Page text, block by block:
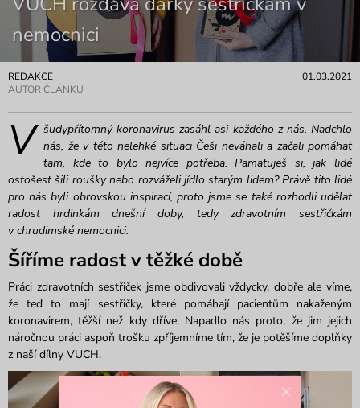
nemocnici
01.03.2021
REDAKCE
AUTOR ČLÁNKU
V šudypřítomný koronavirus zasáhl asi každého z nás. Nadchlo
nás, že v této nelehké situaci Češi neváhali a začali pomáhat
tam, kde to bylo nejvíce potřeba. Pamatuješ si, jak lidé
ostošest šili roušky nebo rozváželi jídlo starým lidem? Právě tito lidé
pro nás byli obrovskou inspirací, proto jsme se také rozhodli udělat
radost hrdinkám dnešní doby, tedy zdravotním sestřičkám
v chrudimské nemocnici.
Šíříme radost v těžké době
Práci zdravotních sestřiček jsme obdivovali vždycky, dobře ale víme,
že teď to mají sestřičky, které pomáhají pacientům nakaženým
koronavirem, těžší než kdy dříve. Napadlo nás proto, že jim jejich
náročnou práci aspoň trošku zpříjemníme tím, že je potěšíme doplňky
z naší dílny VUCH.
×